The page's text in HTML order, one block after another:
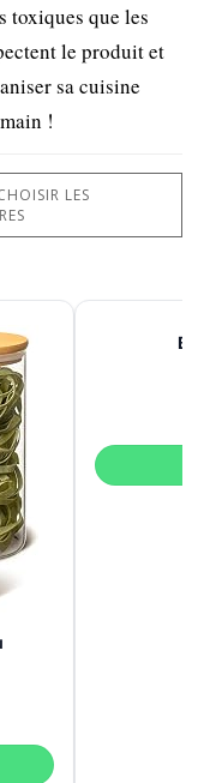
toxiques que les
le produit et
sa cuisine
!
LES